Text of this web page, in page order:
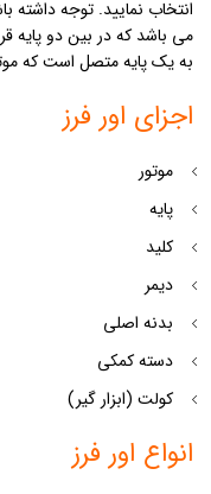
انتخاب نمایید. توجه داشته
می باشد که در بین دو پایه
به یک پایه متصل است که موتور را با زاویه 90
اجزای اور فرز
موتور
پایه
کلید
دیمر
بدنه اصلی
دسته کمکی
کولت (ابزار گیر)
انواع اور فرز